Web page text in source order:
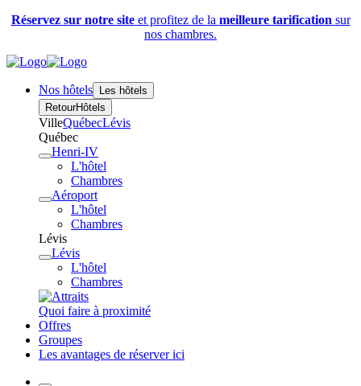
Réservez sur notre siteet profitez de la meilleure tarification sur
nos chambres.
Nos hôtels
Les hôtels
RetourHôtels
VilleQuébecLévis
Québec
Henri-IV
L'hôtel
Chambres
Aéroport
L'hôtel
Chambres
Lévis
Lévis
L'hôtel
Chambres
Quoi faire à proximité
Offres
Groupes
Les avantages de réserver ici